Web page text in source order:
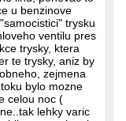
u benzinove
trysku
ventilu pres
trysky, ktera
te trysky, aniz by
zejmena
bylo mozne
celou noc (
lehky varic